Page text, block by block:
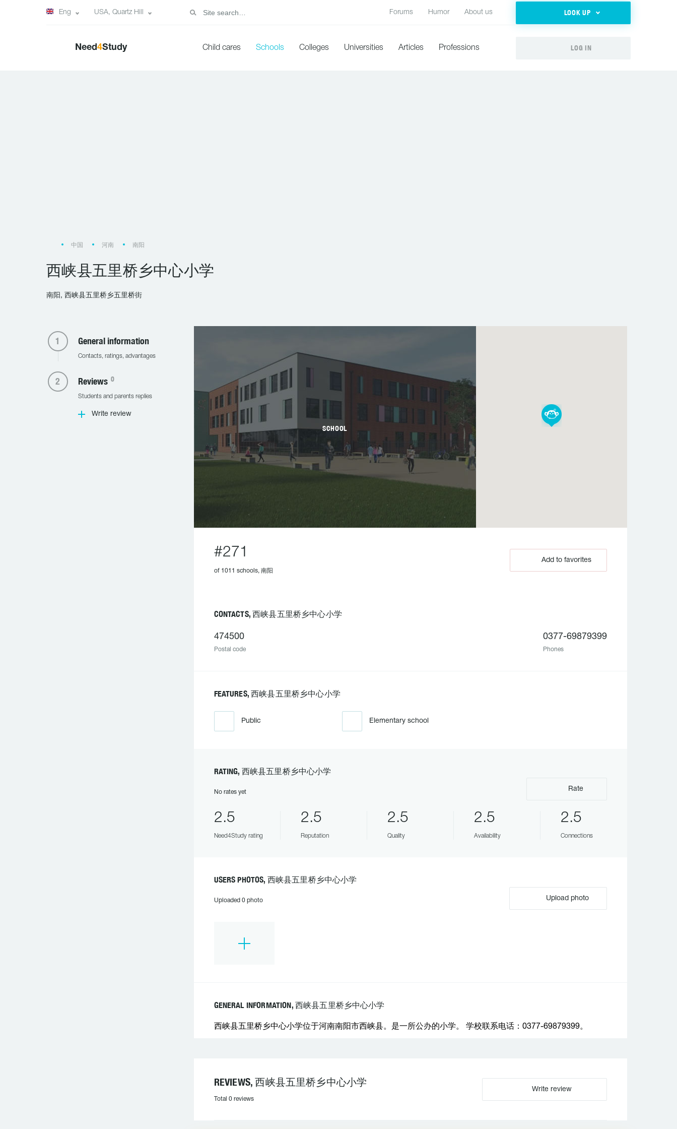
Eng USA, Quartz Hill Forums Humor About us LOOK UP
Need4Study Child cares Schools Colleges Universities Articles Professions LOG IN
中国 河南 南阳
西峡县五里桥乡中心小学
南阳, 西峡县五里桥乡五里桥街
General information
Contacts, ratings, advantages
Reviews 0
Students and parents replies
Write review
SCHOOL
#271
of 1011 schools, 南阳
Add to favorites
CONTACTS, 西峡县五里桥乡中心小学
474500
Postal code
0377-69879399
Phones
FEATURES, 西峡县五里桥乡中心小学
Public Elementary school
RATING, 西峡县五里桥乡中心小学
No rates yet Rate
2.5
Need4Study rating
2.5
Reputation
2.5
Quality
2.5
Availability
2.5
Connections
USERS PHOTOS, 西峡县五里桥乡中心小学
Uploaded 0 photo Upload photo
GENERAL INFORMATION, 西峡县五里桥乡中心小学
西峡县五里桥乡中心小学位于河南南阳市西峡县。是一所公办的小学。 学校联系电话：0377-69879399。
REVIEWS, 西峡县五里桥乡中心小学
Total 0 reviews
Write review